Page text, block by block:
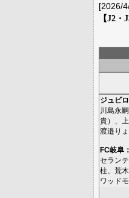
[2026/
【J2
ジュビ
川島永嗣
貴）、
渡邉りょ
FC岐阜 ：
セラン
柱
荒
ワッド